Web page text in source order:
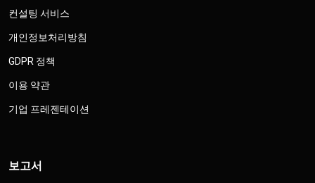
컨설팅 서비스
개인정보처리방침
GDPR 정책
이용 약관
기업 프레젠테이션
보고서